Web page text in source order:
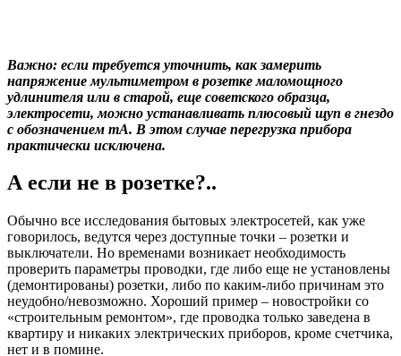
Важно: если требуется уточнить, как замерить
напряжение мультиметром в розетке маломощного
удлинителя или в старой, еще советского образца,
электросети, можно устанавливать плюсовый щуп в гнездо
с обозначением mA. В этом случае перегрузка прибора
практически исключена.
А если не в розетке?..
Обычно все исследования бытовых электросетей, как уже
говорилось, ведутся через доступные точки – розетки и
выключатели. Но временами возникает необходимость
проверить параметры проводки, где либо еще не установлены
(демонтированы) розетки, либо по каким-либо причинам это
неудобно/невозможно. Хороший пример – новостройки со
«строительным ремонтом», где проводка только заведена в
квартиру и никаких электрических приборов, кроме счетчика,
нет и в помине.